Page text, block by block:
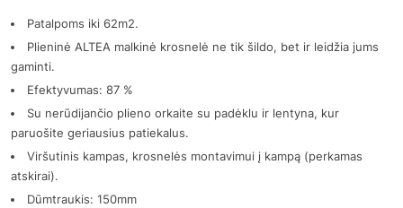
Patalpoms iki 62m2.
Plieninė ALTEA malkinė krosnelė ne tik šildo, bet ir leidžia jums
gaminti.
Efektyvumas: 87 %
Su nerūdijančio plieno orkaite su padėklu ir lentyna, kur
paruošite geriausius patiekalus.
Viršutinis kampas, krosnelės montavimui į kampą (perkamas
atskirai).
Dūmtraukis: 150mm